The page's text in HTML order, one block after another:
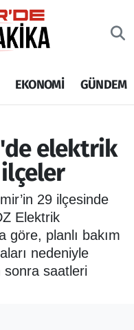
EKONOMİ GÜNDEM
elektrik
29 ilçesinde
Elektrik
göre, planlı bakım
nedeniyle
sonra saatleri